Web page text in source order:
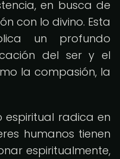
en busca de
con lo divino. Esta
un profundo
del ser y el
la compasión, la
espiritual radica en
humanos tienen
espiritualmente,